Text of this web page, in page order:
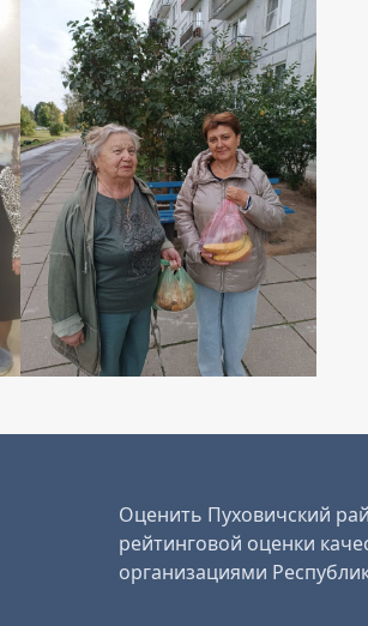
Оценить Пуховичский
рейтинговой оценки
организациями